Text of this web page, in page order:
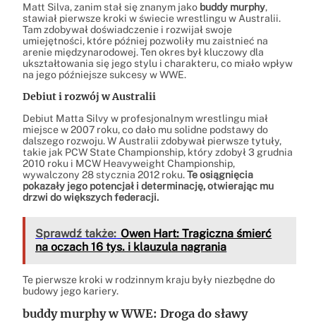
Matt Silva, zanim stał się znanym jako buddy murphy,
stawiał pierwsze kroki w świecie wrestlingu w Australii.
Tam zdobywał doświadczenie i rozwijał swoje
umiejętności, które później pozwoliły mu zaistnieć na
arenie międzynarodowej. Ten okres był kluczowy dla
ukształtowania się jego stylu i charakteru, co miało wpływ
na jego późniejsze sukcesy w WWE.
Debiut i rozwój w Australii
Debiut Matta Silvy w profesjonalnym wrestlingu miał
miejsce w 2007 roku, co dało mu solidne podstawy do
dalszego rozwoju. W Australii zdobywał pierwsze tytuły,
takie jak PCW State Championship, który zdobył 3 grudnia
2010 roku i MCW Heavyweight Championship,
wywalczony 28 stycznia 2012 roku.Te osiągnięcia
pokazały jego potencjał i determinację, otwierając mu
drzwi do większych federacji.
Sprawdź także: Owen Hart: Tragiczna śmierć
na oczach 16 tys. i klauzula nagrania
Te pierwsze kroki w rodzinnym kraju były niezbędne do
budowy jego kariery.
buddy murphyw WWE: Droga do sławy